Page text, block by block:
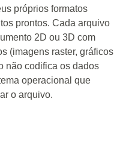
próprios formatos
prontos. Cada arquivo
2D ou 3D com
(imagens raster, gráficos
não codifica os dados
operacional que
o arquivo.